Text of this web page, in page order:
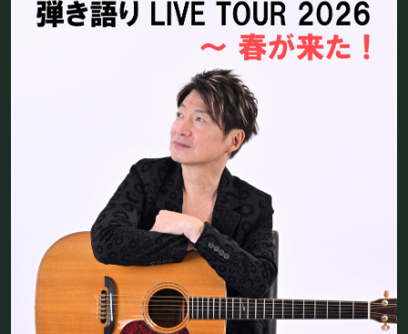
FOOD&DRINK
貸切パーティー・ホールレンタル
BOOKING
ライブ出演について